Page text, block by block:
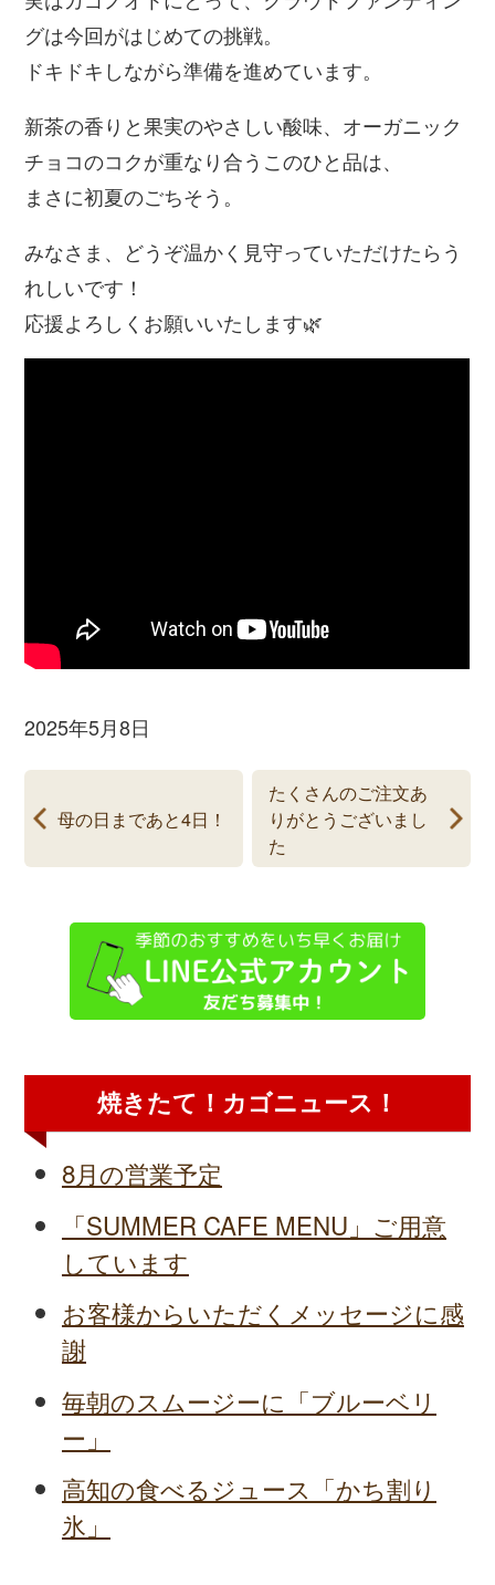
グは今回がはじめての挑戦。
ドキドキしながら準備を進めています。
新茶の香りと果実のやさしい酸味、オーガニック
チョコのコクが重なり合うこのひと品は、
まさに初夏のごちそう。
みなさま、どうぞ温かく見守っていただけたらう
れしいです！
応援よろしくお願いいたします🌿
2025年5月8日
母の日まであと4日！
たくさんのご注文あ
りがとうございまし
た
焼きたて！カゴニュース！
8月の営業予定
「SUMMER CAFE MENU」ご用意
しています
お客様からいただくメッセージに感
謝
毎朝のスムージーに「ブルーベリ
ー」
高知の食べるジュース「かち割り
氷」